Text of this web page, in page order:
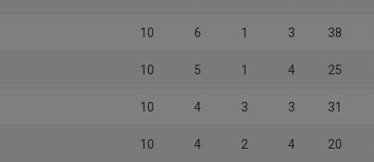
10 6 1 3 38
10 5 1 4 25
10 4 3 3 31
10 4 2 4 20